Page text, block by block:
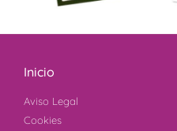
Inicio
Aviso Legal
Cookies